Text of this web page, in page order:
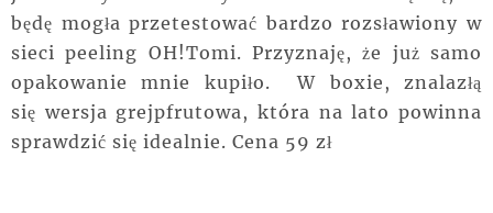
będę mogła przetestować bardzo rozsławiony w
sieci peeling OH!Tomi. Przyznaję, że już samo
opakowanie mnie kupiło. W boxie, znalazłą
się wersja grejpfrutowa, która na lato powinna
sprawdzić się idealnie. Cena 59 zł